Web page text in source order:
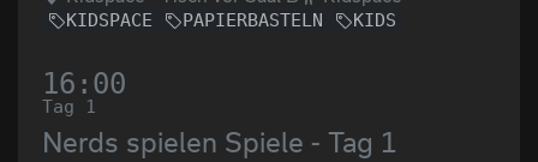
KIDSPACE PAPIERBASTELN KIDS
16:00
Tag 1
Nerds spielen Spiele - Tag 1